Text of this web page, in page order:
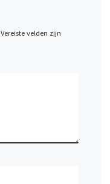
Vereiste velden zijn